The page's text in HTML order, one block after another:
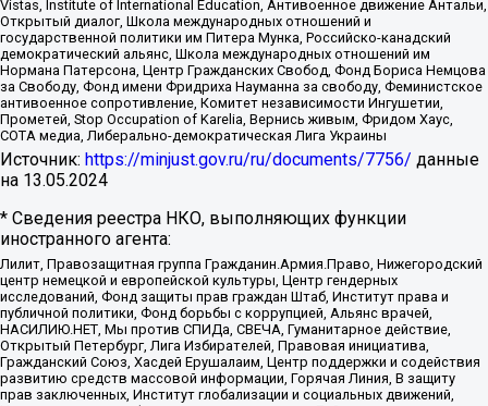
Vistas, Institute of International Education, Антивоенное движение Антальи,
Открытый диалог, Школа международных отношений и
государственной политики им Питера Мунка, Российско-канадский
демократический альянс, Школа международных отношений им
Нормана Патерсона, Центр Гражданских Свобод, Фонд Бориса Немцова
за Свободу, Фонд имени Фридриха Науманна за свободу, Феминистское
антивоенное сопротивление, Комитет независимости Ингушетии,
Прометей, Stop Occupation of Karelia, Вернись живым, Фридом Хаус,
СОТА медиа, Либерально-демократическая Лига Украины
Источник: https://minjust.gov.ru/ru/documents/7756/ данные
на 13.05.2024
* Сведения реестра НКО, выполняющих функции
иностранного агента:
Лилит, Правозащитная группа Гражданин.Армия.Право, Нижегородский
центр немецкой и европейской культуры, Центр гендерных
исследований, Фонд защиты прав граждан Штаб, Институт права и
публичной политики, Фонд борьбы с коррупцией, Альянс врачей,
НАСИЛИЮ.НЕТ, Мы против СПИДа, СВЕЧА, Гуманитарное действие,
Открытый Петербург, Лига Избирателей, Правовая инициатива,
Гражданский Союз, Хасдей Ерушалаим, Центр поддержки и содействия
развитию средств массовой информации, Горячая Линия, В защиту
прав заключенных, Институт глобализации и социальных движений,